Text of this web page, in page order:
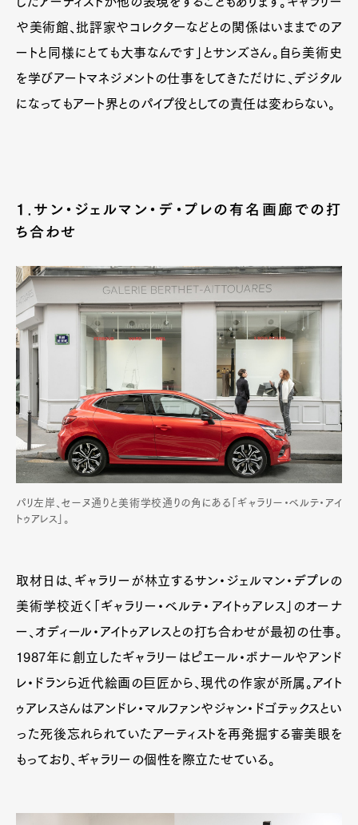
や美術館、批評家やコレクターなどとの関係はいままでのア
ートと同様にとても大事なんです」とサンズさん。自ら美術史
を学びアートマネジメントの仕事をしてきただけに、デジタル
になってもアート界とのパイプ役としての責任は変わらない。
１.サン・ジェルマン・デ・プレの有名画廊での打
ち合わせ
パリ左岸、セーヌ通りと美術学校通りの角にある「ギャラリー・ベルテ・アイ
トゥアレス」。
取材日は、ギャラリーが林立するサン・ジェルマン・デプレの
美術学校近く「ギャラリー・ベルテ・アイトゥアレス」のオーナ
ー、オディール・アイトゥアレスとの打ち合わせが最初の仕事。
1987年に創立したギャラリーはピエール・ボナールやアンド
レ・ドランら近代絵画の巨匠から、現代の作家が所属。アイト
ゥアレスさんはアンドレ・マルファンやジャン・ドゴテックスとい
った死後忘れられていたアーティストを再発掘する審美眼を
もっており、ギャラリーの個性を際立たせている。